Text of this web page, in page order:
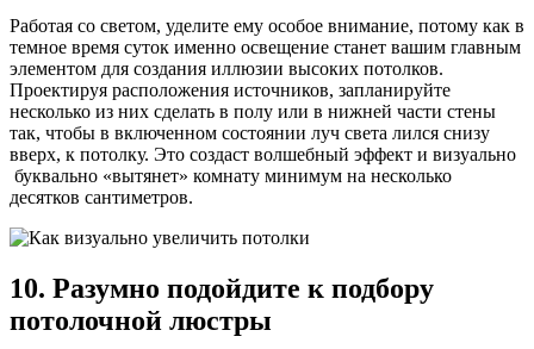
Работая со светом, уделите ему особое внимание, потому как в
темное время суток именно освещение станет вашим главным
элементом для создания иллюзии высоких потолков.
Проектируя расположения источников, запланируйте
несколько из них сделать в полу или в нижней части стены
так, чтобы в включенном состоянии луч света лился снизу
вверх, к потолку. Это создаст волшебный эффект и визуально
буквально «вытянет» комнату минимум на несколько
десятков сантиметров.
10. Разумно подойдите к подбору
потолочной люстры